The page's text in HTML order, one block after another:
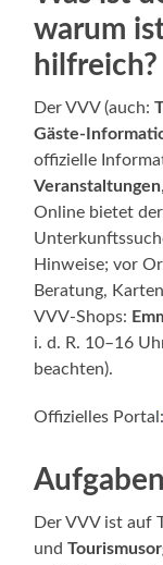
warum
hilfreich?
Der VVV (auch:
offizielle
Veranstaltungen
Online bietet
Hinweise; vor
Beratung,
VVV‑Shops:
i. d. R. 10–16
beachten).
Offizielles
Der VVV ist auf
und